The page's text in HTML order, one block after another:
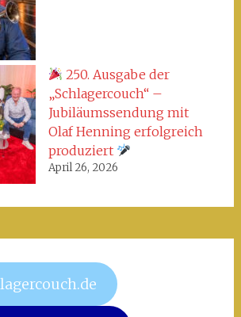
250. Ausgabe der
„Schlagercouch“ –
Jubiläumssendung mit
Olaf Henning erfolgreich
produziert
April 26, 2026